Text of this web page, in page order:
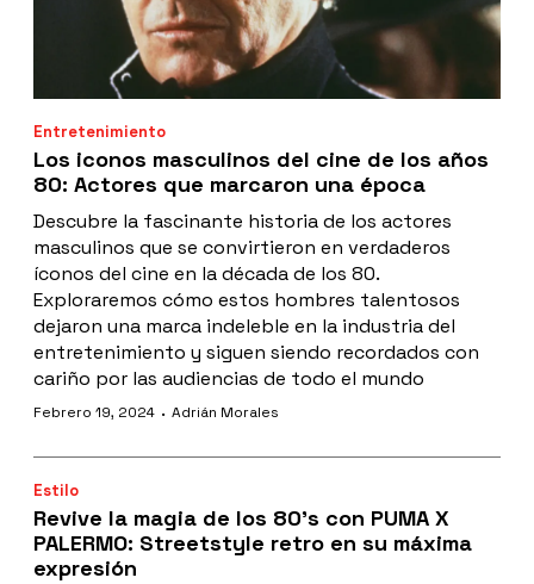
Entretenimiento
Los iconos masculinos del cine de los años
80: Actores que marcaron una época
Descubre la fascinante historia de los actores
masculinos que se convirtieron en verdaderos
íconos del cine en la década de los 80.
Exploraremos cómo estos hombres talentosos
dejaron una marca indeleble en la industria del
entretenimiento y siguen siendo recordados con
cariño por las audiencias de todo el mundo
Febrero 19, 2024 · Adrián Morales
Estilo
Revive la magia de los 80’s con PUMA X
PALERMO: Streetstyle retro en su máxima
expresión